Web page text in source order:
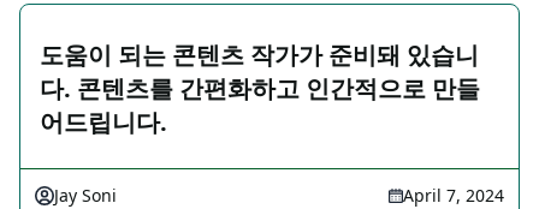
도움이 되는 콘텐츠 작가가 준비돼 있습니
다. 콘텐츠를 간편화하고 인간적으로 만들
어드립니다.
Jay Soni April 7, 2024